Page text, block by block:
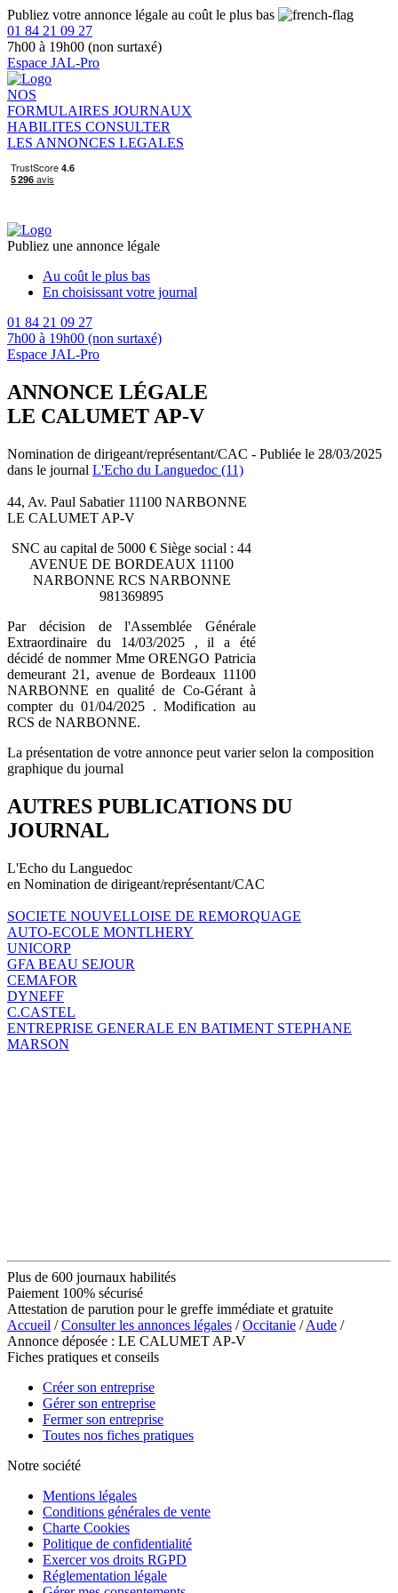
Publiez votre annonce légale au coût le plus bas
01 84 21 09 27
7h00 à 19h00 (non surtaxé)
Espace JAL-Pro
NOS
FORMULAIRES JOURNAUX
HABILITES CONSULTER
LES ANNONCES LEGALES
Publiez une annonce légale
Au coût le plus bas
En choisissant votre journal
01 84 21 09 27
7h00 à 19h00 (non surtaxé)
Espace JAL-Pro
ANNONCE LÉGALE
LE CALUMET AP-V
Nomination de dirigeant/représentant/CAC - Publiée le 28/03/2025
dans le journal L'Echo du Languedoc (11)
44, Av. Paul Sabatier 11100 NARBONNE
LE CALUMET AP-V
SNC au capital de 5000 € Siège social : 44
AVENUE DE BORDEAUX 11100
NARBONNE RCS NARBONNE
981369895
Par décision de l'Assemblée Générale
Extraordinaire du 14/03/2025 , il a été
décidé de nommer Mme ORENGO Patricia
demeurant 21, avenue de Bordeaux 11100
NARBONNE en qualité de Co-Gérant à
compter du 01/04/2025 . Modification au
RCS de NARBONNE.
La présentation de votre annonce peut varier selon la composition
graphique du journal
AUTRES PUBLICATIONS DU
JOURNAL
L'Echo du Languedoc
en Nomination de dirigeant/représentant/CAC
SOCIETE NOUVELLOISE DE REMORQUAGE
AUTO-ECOLE MONTLHERY
UNICORP
GFA BEAU SEJOUR
CEMAFOR
DYNEFF
C.CASTEL
ENTREPRISE GENERALE EN BATIMENT STEPHANE
MARSON
Plus de 600 journaux habilités
Paiement 100% sécurisé
Attestation de parution pour le greffe immédiate et gratuite
Accueil /Consulter les annonces légales /Occitanie /Aude /
Annonce déposée : LE CALUMET AP-V
Fiches pratiques et conseils
Créer son entreprise
Gérer son entreprise
Fermer son entreprise
Toutes nos fiches pratiques
Notre société
Mentions légales
Conditions générales de vente
Charte Cookies
Politique de confidentialité
Exercer vos droits RGPD
Réglementation légale